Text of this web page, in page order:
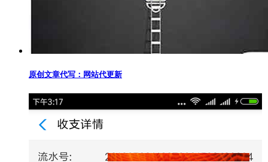
原创文章代写：网站代更新